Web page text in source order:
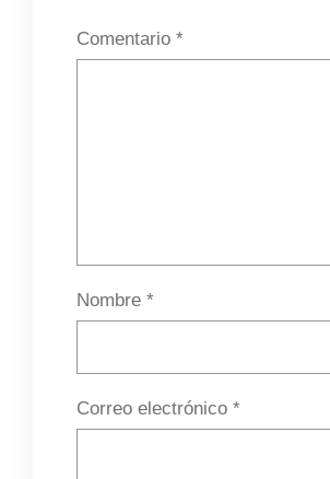
Comentario *
Nombre *
Correo electrónico *